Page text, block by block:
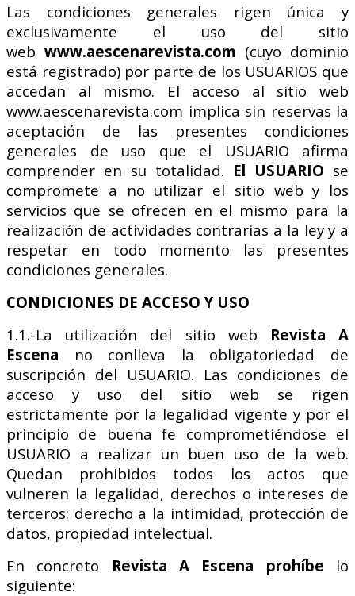
Las condiciones generales rigen única y
exclusivamente el uso del sitio
web www.aescenarevista.com (cuyo dominio
está registrado) por parte de los USUARIOS que
accedan al mismo. El acceso al sitio web
www.aescenarevista.com implica sin reservas la
aceptación de las presentes condiciones
generales de uso que el USUARIO afirma
comprender en su totalidad. El USUARIO se
compromete a no utilizar el sitio web y los
servicios que se ofrecen en el mismo para la
realización de actividades contrarias a la ley y a
respetar en todo momento las presentes
condiciones generales.
CONDICIONES DE ACCESO Y USO
1.1.-La utilización del sitio web Revista A
Escena no conlleva la obligatoriedad de
suscripción del USUARIO. Las condiciones de
acceso y uso del sitio web se rigen
estrictamente por la legalidad vigente y por el
principio de buena fe comprometiéndose el
USUARIO a realizar un buen uso de la web.
Quedan prohibidos todos los actos que
vulneren la legalidad, derechos o intereses de
terceros: derecho a la intimidad, protección de
datos, propiedad intelectual.
En concreto Revista A Escena prohíbe lo
siguiente: